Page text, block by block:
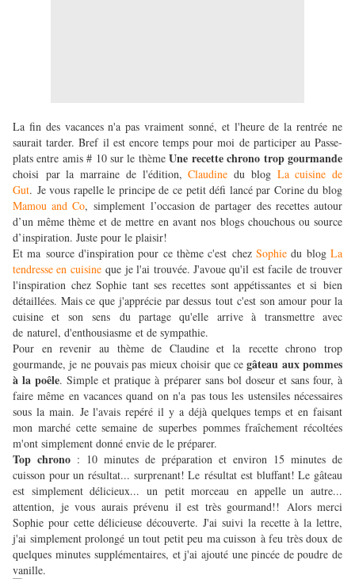
La fin des vacances n'a pas vraiment sonné, et l'heure de la rentrée ne
saurait tarder. Bref il est encore temps pour moi de participer au Passe-
plats entre amis # 10 sur le thèmeUne recette chrono trop gourmande
choisi par la marraine de l'édition,Claudinedu blog La cuisine de
Gut. Je vous rapelle le principe de ce petit défi lancé par Corine du blog
Mamou and Co, simplement l’occasion de partager des recettes autour
d’un même thème et de mettre en avant nos blogs chouchous ou source
d’inspiration. Juste pour le plaisir!
Et ma source d'inspiration pour ce thème c'est chez Sophiedu blogLa
tendresse en cuisineque je l'ai trouvée. J'avoue qu'il est facile de trouver
l'inspiration chez Sophie tant ses recettes sont appétissantes et si bien
détaillées. Mais ce que j'apprécie par dessus tout c'est son amour pour la
cuisine et son sens du partage qu'elle arrive à transmettre avec
de naturel, d'enthousiasme et de sympathie.
Pour en revenir au thème de Claudine et la recette chrono trop
gourmande, je ne pouvais pas mieux choisir que cegâteau aux pommes
à la poêle. Simple et pratique à préparer sans bol doseur et sans four, à
faire même en vacances quand on n'a pas tous les ustensiles nécessaires
sous la main. Je l'avais repéré il y a déjà quelques temps et en faisant
mon marché cette semaine de superbes pommes fraîchement récoltées
m'ont simplement donné envie de le préparer.
Top chrono : 10 minutes de préparation et environ 15 minutes de
cuisson pour un résultat... surprenant! Le résultat est bluffant! Le gâteau
est simplement délicieux... un petit morceau en appelle un autre...
attention, je vous aurais prévenu il est très gourmand!! Alors merci
Sophie pour cette délicieuse découverte. J'ai suivi la recette à la lettre,
j'ai simplement prolongé un tout petit peu ma cuisson à feu très doux de
quelques minutes supplémentaires, et j'ai ajouté une pincée de poudre de
vanille.